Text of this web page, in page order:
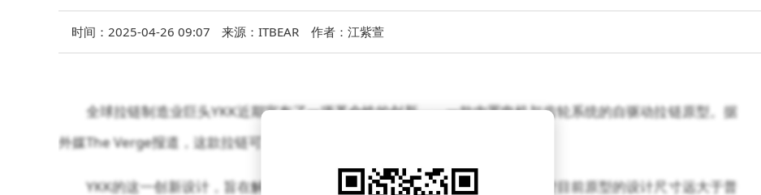
时间：2025-04-26 09:07 来源：ITBEAR 作者：江紫萱
全球拉链制造业巨头YKK近期宣布了一项革命性的创新——一款内置电机与齿轮系统的自驱动拉链原型。据
外媒The Verge报道，这款拉链可通过有线遥控器轻松操控，实现自动拉合功能。
YKK的这一创新设计，旨在解决日常生活中因忘记拉拉链而带来的尴尬。尽管目前原型的设计尺寸远大于普